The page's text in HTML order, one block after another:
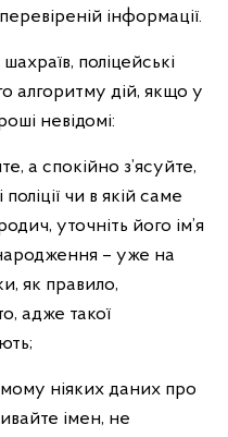
інформації.
поліцейські
алгоритму дій, якщо у
невідомі:
а спокійно з’ясуйте,
чи в якій саме
уточніть його ім’я
– уже на
як правило,
адже такої
ніяких даних про
імен, не